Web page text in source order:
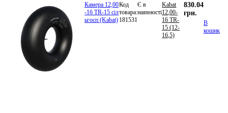
Камера 12,00
-16 TR-15 сіл
ьгосп (Kabat)
Код
товара:
181531
Є в
наявності
Kabat
12,00-
16 TR-
15 (12-
16,5)
830.04
грн.
В
кошик